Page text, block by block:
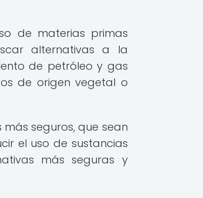
de materias primas
alternativas a la
de petróleo y gas
de origen vegetal o
seguros, que sean
el uso de sustancias
más seguras y